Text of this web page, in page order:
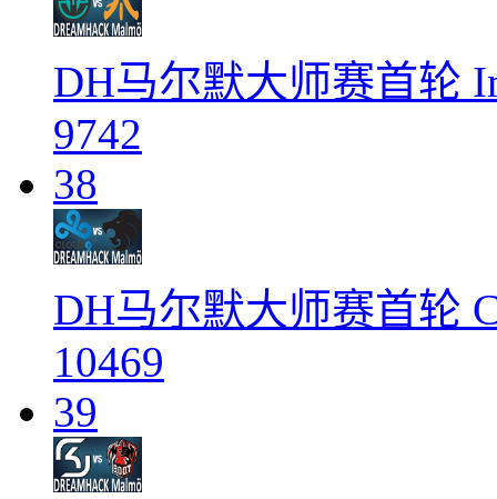
DH马尔默大师赛首轮
9742
38
DH马尔默大师赛首轮
10469
39